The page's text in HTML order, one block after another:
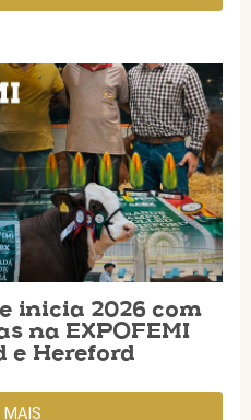
inicia 2026 com
na EXPOFEMI
e Hereford
MAIS